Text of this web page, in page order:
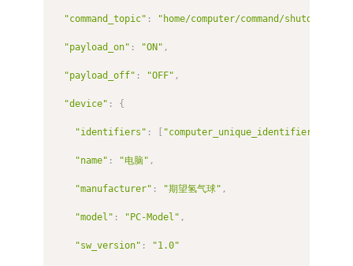
"command_topic" : "home/computer/command/shutdown"
"payload_on" : "ON" ,
"payload_off" : "OFF" ,
"device" : {
"identifiers" : [ "computer_unique_identifier"
"name" : "电脑" ,
"manufacturer" : "期望氢气球" ,
"model" : "PC-Model" ,
"sw_version" : "1.0"